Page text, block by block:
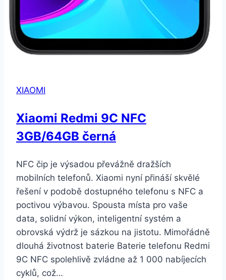
XIAOMI
Xiaomi Redmi 9C NFC
3GB/64GB černá
NFC čip je výsadou převážně dražších
mobilních telefonů. Xiaomi nyní přináší skvělé
řešení v podobě dostupného telefonu s NFC a
poctivou výbavou. Spousta místa pro vaše
data, solidní výkon, inteligentní systém a
obrovská výdrž je sázkou na jistotu. Mimořádně
dlouhá životnost baterie Baterie telefonu Redmi
9C NFC spolehlivě zvládne až 1 000 nabíjecích
cyklů, což…